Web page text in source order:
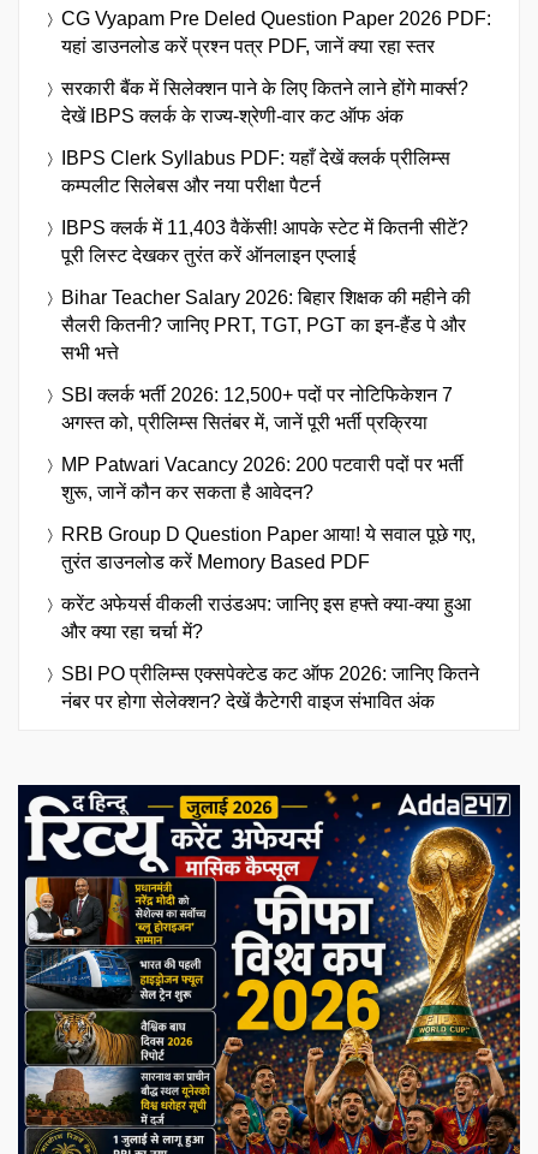
CG Vyapam Pre Deled Question Paper 2026 PDF:
यहां डाउनलोड करें प्रश्न पत्र PDF, जानें क्या रहा स्तर
सरकारी बैंक में सिलेक्शन पाने के लिए कितने लाने होंगे मार्क्स?
देखें IBPS क्लर्क के राज्य-श्रेणी-वार कट ऑफ अंक
IBPS Clerk Syllabus PDF: यहाँ देखें क्लर्क प्रीलिम्स
कम्पलीट सिलेबस और नया परीक्षा पैटर्न
IBPS क्लर्क में 11,403 वैकेंसी! आपके स्टेट में कितनी सीटें?
पूरी लिस्ट देखकर तुरंत करें ऑनलाइन एप्लाई
Bihar Teacher Salary 2026: बिहार शिक्षक की महीने की
सैलरी कितनी? जानिए PRT, TGT, PGT का इन-हैंड पे और
सभी भत्ते
SBI क्लर्क भर्ती 2026: 12,500+ पदों पर नोटिफिकेशन 7
अगस्त को, प्रीलिम्स सितंबर में, जानें पूरी भर्ती प्रक्रिया
MP Patwari Vacancy 2026: 200 पटवारी पदों पर भर्ती
शुरू, जानें कौन कर सकता है आवेदन?
RRB Group D Question Paper आया! ये सवाल पूछे गए,
तुरंत डाउनलोड करें Memory Based PDF
करेंट अफेयर्स वीकली राउंडअप: जानिए इस हफ्ते क्या-क्या हुआ
और क्या रहा चर्चा में?
SBI PO प्रीलिम्स एक्सपेक्टेड कट ऑफ 2026: जानिए कितने
नंबर पर होगा सेलेक्शन? देखें कैटेगरी वाइज संभावित अंक